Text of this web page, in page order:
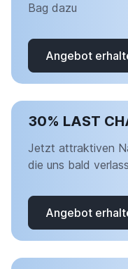
Bag dazu
Angebot
30% LAST
Jetzt attraktiven
die uns bald
Angebot